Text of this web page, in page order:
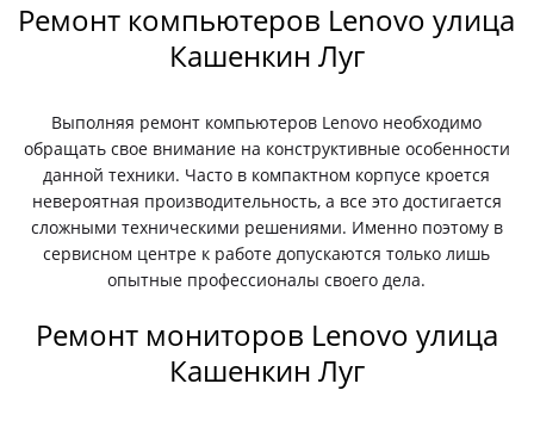
Ремонт компьютеров Lenovo улица
Кашенкин Луг
Выполняя ремонт компьютеров Lenovo необходимо
обращать свое внимание на конструктивные особенности
данной техники. Часто в компактном корпусе кроется
невероятная производительность, а все это достигается
сложными техническими решениями. Именно поэтому в
сервисном центре к работе допускаются только лишь
опытные профессионалы своего дела.
Ремонт мониторов Lenovo улица
Кашенкин Луг